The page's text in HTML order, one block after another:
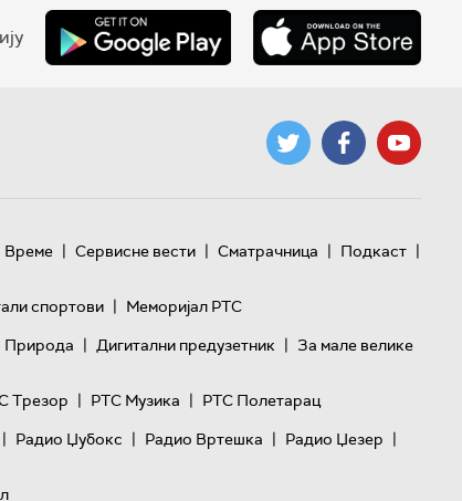
Време | Сервисне вести | Сматрачница | Подкаст |
спортови | Меморијал РТС
Природа | Дигитални предузетник | За мале велике
Трезор | РТС Музика | РТС Полетарац
| Радио Џубокс | Радио Вртешка | Радио Џезер |